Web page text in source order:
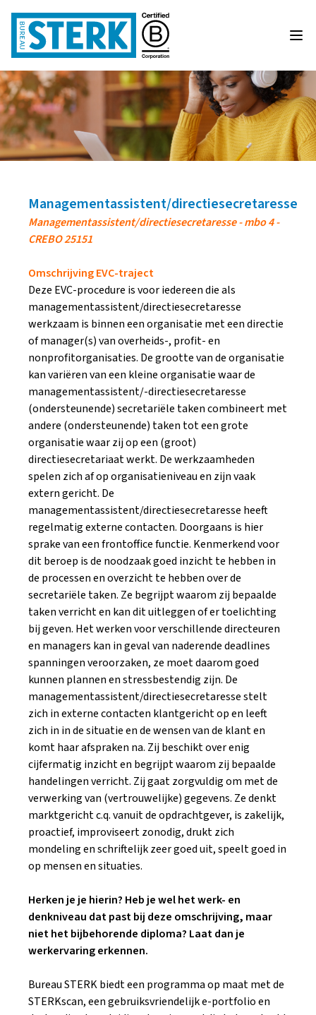
Managementassistent/directiesecretaresse
Managementassistent/directiesecretaresse - mbo 4 -
CREBO 25151
Omschrijving EVC-traject
Deze EVC-procedure is voor iedereen die als
managementassistent/directiesecretaresse
werkzaam is binnen een organisatie met een directie
of manager(s) van overheids-, profit- en
nonprofitorganisaties. De grootte van de organisatie
kan variëren van een kleine organisatie waar de
managementassistent/-directiesecretaresse
(ondersteunende) secretariële taken combineert met
andere (ondersteunende) taken tot een grote
organisatie waar zij op een (groot)
directiesecretariaat werkt. De werkzaamheden
spelen zich af op organisatieniveau en zijn vaak
extern gericht. De
managementassistent/directiesecretaresse heeft
regelmatig externe contacten. Doorgaans is hier
sprake van een frontoffice functie. Kenmerkend voor
dit beroep is de noodzaak goed inzicht te hebben in
de processen en overzicht te hebben over de
secretariële taken. Ze begrijpt waarom zij bepaalde
taken verricht en kan dit uitleggen of er toelichting
bij geven. Het werken voor verschillende directeuren
en managers kan in geval van naderende deadlines
spanningen veroorzaken, ze moet daarom goed
kunnen plannen en stressbestendig zijn. De
managementassistent/directiesecretaresse stelt
zich in externe contacten klantgericht op en leeft
zich in in de situatie en de wensen van de klant en
komt haar afspraken na. Zij beschikt over enig
cijfermatig inzicht en begrijpt waarom zij bepaalde
handelingen verricht. Zij gaat zorgvuldig om met de
verwerking van (vertrouwelijke) gegevens. Ze denkt
marktgericht c.q. vanuit de opdrachtgever, is zakelijk,
proactief, improviseert zonodig, drukt zich
mondeling en schriftelijk zeer goed uit, speelt goed in
op mensen en situaties.
Herken je je hierin? Heb je wel het werk- en
denkniveau dat past bij deze omschrijving, maar
niet het bijbehorende diploma? Laat dan je
werkervaring erkennen.
Bureau STERK biedt een programma op maat met de
STERKscan, een gebruiksvriendelijk e-portfolio en